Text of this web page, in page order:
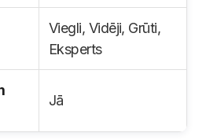
Viegli, Vidēji, Grūti,
Eksperts
Jā